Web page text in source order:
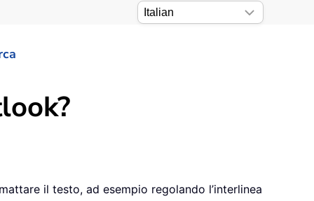
il testo, ad esempio regolando l’interlinea